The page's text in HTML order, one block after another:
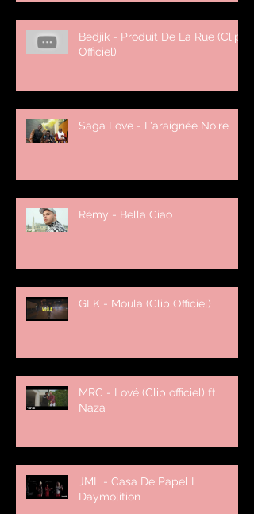
Bedjik - Produit De La Rue (Clip
Officiel)
Saga Love - L'araignée Noire
Rémy - Bella Ciao
GLK - Moula (Clip Officiel)
MRC - Lové (Clip officiel) ft.
Naza
JML - Casa De Papel I
Daymolition